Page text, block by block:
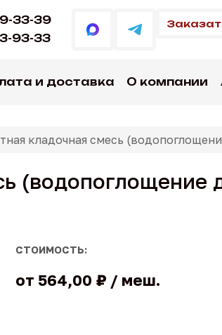
33-39
93-33
и доставка О компании
кладочная смесь
(водопоглощение
СТОИМОСТЬ:
от 564,00 ₽ меш.